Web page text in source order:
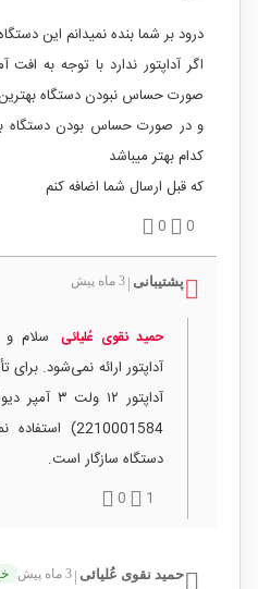
درود بر شما بنده نمیدانم این
اگر آداپتور ندارد با توجه به
صورت حساس نبودن دستگاه بهترین آداپتور 3
کدام بهتر میباشد
که قبل ارسال شما اضافه کنم
0
0
پشتیبانی 3 ماه پیش
حمید نقوی عُلیائی
سلام و
آداپتور ارائه نمی‌شود.
2210001584)
دستگاه سازگار است.
1
0
حمید نقوی عُلیائی 3 ماه پیش